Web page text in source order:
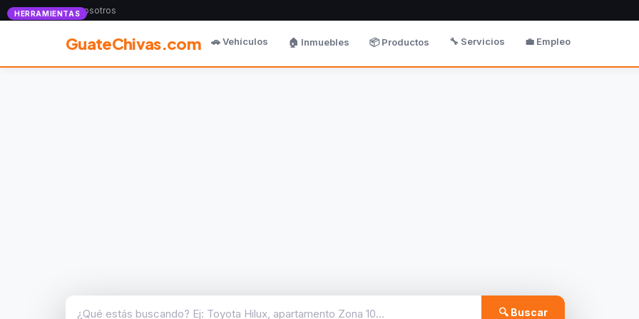
Anunciate con nosotros
GuateChivas.com 🚗 Vehículos 🏠 Inmuebles 📦 Productos 🔧 Servicios 💼 Empleo
🔍 Buscar
HERRAMIENTAS